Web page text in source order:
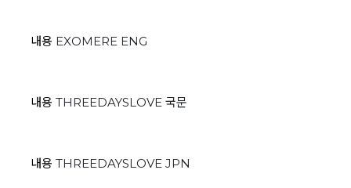
내용 EXOMERE ENG
내용 THREEDAYSLOVE 국문
내용 THREEDAYSLOVE JPN